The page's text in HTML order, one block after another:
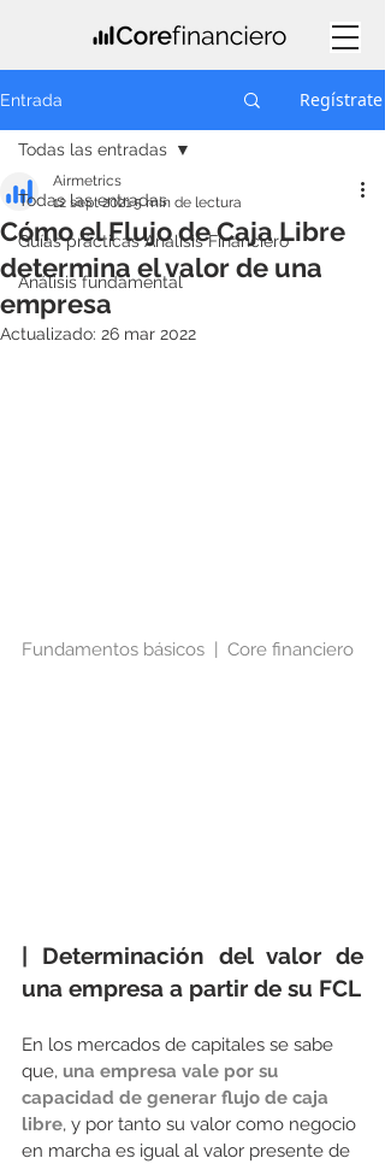
Entrada Regístrate
Todas las entradas
Guías prácticas Análisis Financiero
Análisis fundamental
Todas las entradas
Cómo el Flujo de Caja Libre
determina el valor de una
empresa
Airmetrics
12 sept 20215 min de lectura
Actualizado: 26 mar 2022
Fundamentos básicos  |  Core financiero
| Determinación del valor de
una empresa a partir de su FCL
En los mercados de capitales se sabe
que, una empresa vale por su
capacidad de generar flujo de caja
libre, y por tanto su valor como negocio
en marcha es igual al valor presente de